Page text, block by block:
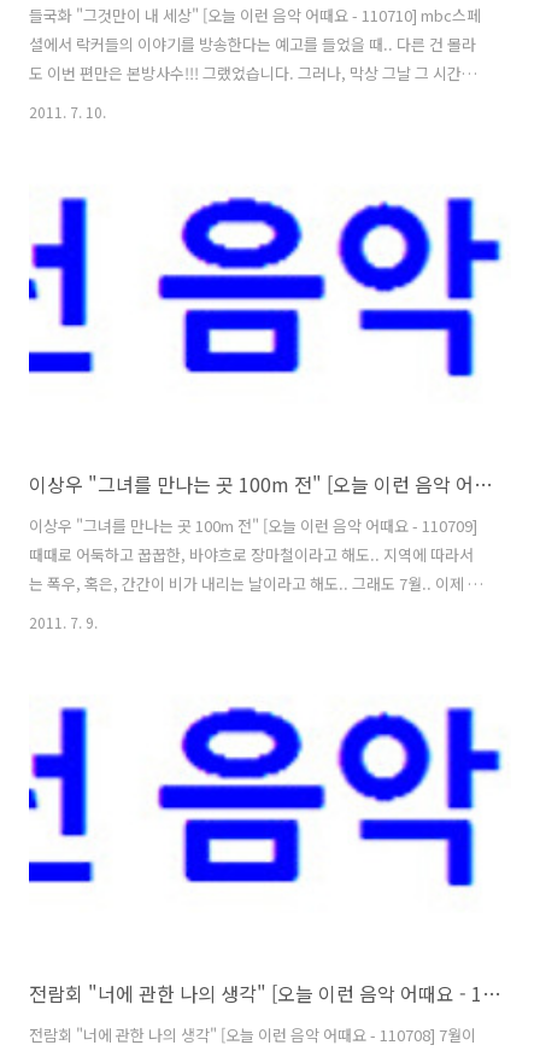
들국화 "그것만이 내 세상" [오늘 이런 음악 어때요 - 110710] mbc스페
셜에서 락커들의 이야기를 방송한다는 예고를 들었을 때.. 다른 건 몰라
도 이번 편만은 본방사수!!! 그랬었습니다. 그러나, 막상 그날 그 시간이
되었을 땐, 딴짓을 하느라 정신이 팔려서는 tv쪽은 생각도 못하고 있었다
쳐가 가능한 인터넷판 뉴스들'에서, 관련한 많은 요약 기사를 올려주는
바람에.. 방송을 보진 못했지만 그 글들만으로도 대략의 방송 내용을 알
수가 있었습니다. 그런데 그러고나서, 곡 소개에 앞서서 이..
2011. 7. 10.
이상우 "그녀를 만나는 곳 100m 전" [오늘 이런 음악 어때요 - 110709]
이상우 "그녀를 만나는 곳 100m 전" [오늘 이런 음악 어때요 - 110709]
때때로 어둑하고 꿉꿉한, 바야흐로 장마철이라고 해도.. 지역에 따라서
는 폭우, 혹은, 간간이 비가 내리는 날이라고 해도.. 그래도 7월.. 이제 '여
겨울은 사랑 노래와 어울리지 않는다고는 할 수 없겠지만.. 그래도 톡톡
튀고 발랄한 사랑 느낌의 노래라고 한다면, 역시나 1년 중에선 지금쯤이
가장 잘 어울리지 않을까 싶어서, 오늘은 그..
2011. 7. 9.
전람회 "너에 관한 나의 생각" [오늘 이런 음악 어때요 - 110708]
전람회 "너에 관한 나의 생각" [오늘 이런 음악 어때요 - 110708] 7월이